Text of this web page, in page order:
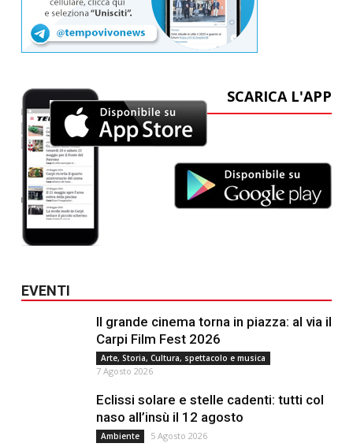
SCARICA L'APP
EVENTI
Il grande cinema torna in piazza: al via il
Carpi Film Fest 2026
Arte, Storia, Cultura, spettacolo e musica
7 Agosto 2026
Eclissi solare e stelle cadenti: tutti col
naso all’insù il 12 agosto
Ambiente 5 Agosto 2026